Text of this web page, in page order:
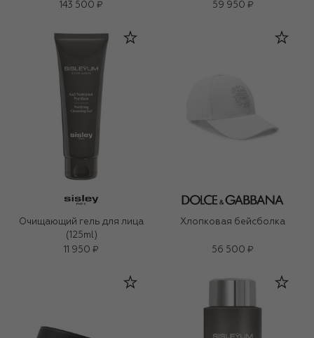
143 500 ₽
59 950 ₽
Очищающий гель для лица
(125ml)
11 950 ₽
Хлопковая бейсболка
56 500 ₽